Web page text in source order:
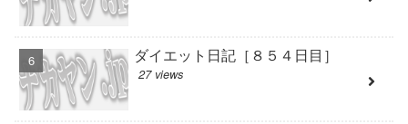
ダイエット日記［８５４日目］
27 views